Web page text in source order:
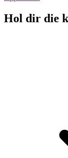
Hol dir die